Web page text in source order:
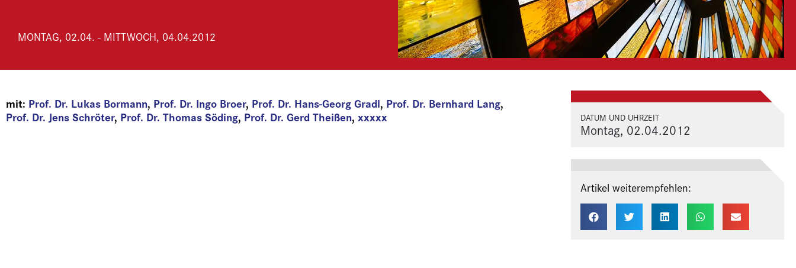
MONTAG, 02.04. - MITTWOCH, 04.04.2012
mit: Prof. Dr. Lukas Bormann, Prof. Dr. Ingo Broer, Prof. Dr. Hans-Georg Gradl, Prof. Dr. Bernhard Lang,
Prof. Dr. Jens Schröter, Prof. Dr. Thomas Söding, Prof. Dr. Gerd Theißen, xxxxx DATUM UND UHRZEIT
Montag, 02.04.2012
Artikel weiterempfehlen: